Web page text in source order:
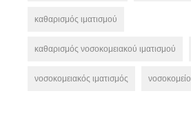
καθαρισμός ιματισμού
καθαρισμός νοσοκομειακού ιματισμού
νοσοκομειακός ιματισμός νοσοκομείο